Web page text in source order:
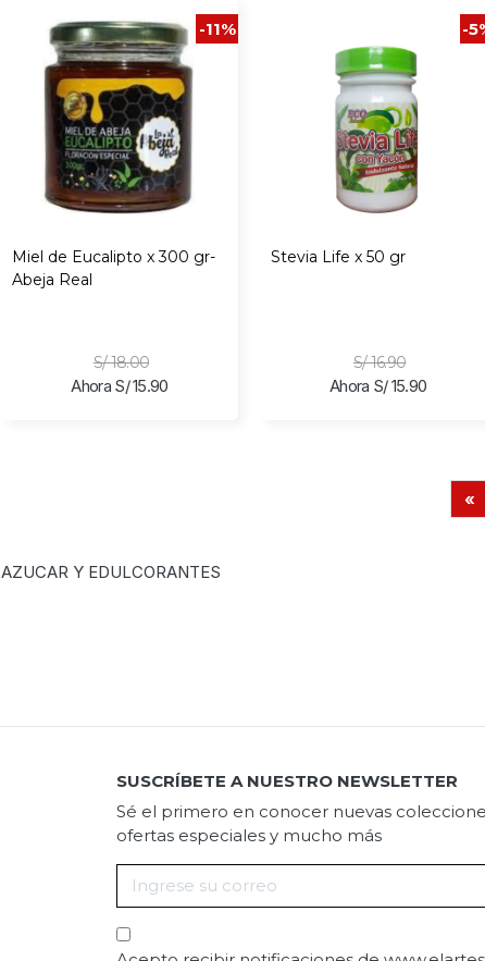
-11%
Miel de Eucalipto x 300 gr-
Abeja Real
S/ 18.00
Ahora S/ 15.90
-
Stevia Life x 50 gr
S/ 16.90
Ahora S/ 15.90
«
AZUCAR Y EDULCORANTES
SUSCRÍBETE A NUESTRO NEWSLETTER
Sé el primero en conocer nuevas
ofertas especiales y mucho más